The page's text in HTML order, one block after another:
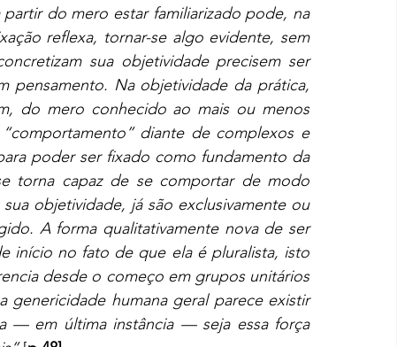
do mero estar familiarizado pode, na
reflexa, tornar-se algo evidente, sem
sua objetividade precisem ser
pensamento. Na objetividade da prática,
do mero conhecido ao mais ou menos
diante de complexos e
poder ser fixado como fundamento da
torna capaz de se comportar de modo
objetividade, já são exclusivamente ou
A forma qualitativamente nova de ser
início no fato de que ela é pluralista, isto
desde o começo em grupos unitários
humana geral parece existir
— em última instância — seja essa força